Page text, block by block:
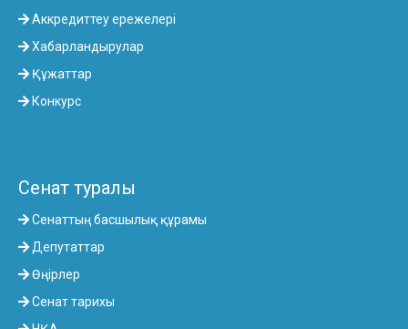
Аккредиттеу ережелері
Хабарландырулар
Құжаттар
Конкурс
Сенат туралы
Сенаттың басшылық құрамы
Депутаттар
Өңірлер
Сенат тарихы